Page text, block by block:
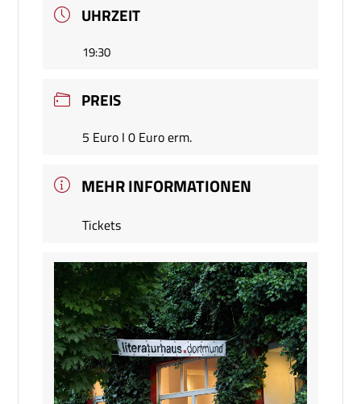
UHRZEIT
19:30
PREIS
5 Euro I 0 Euro erm.
MEHR INFORMATIONEN
Tickets